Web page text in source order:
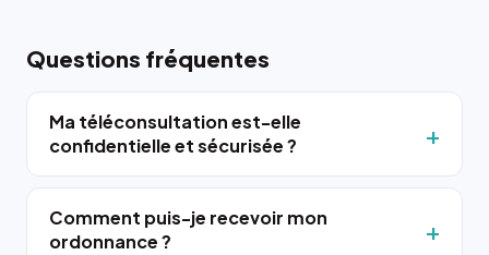
Questions fréquentes
Ma téléconsultation est-elle
confidentielle et sécurisée ?
Comment puis-je recevoir mon
ordonnance ?